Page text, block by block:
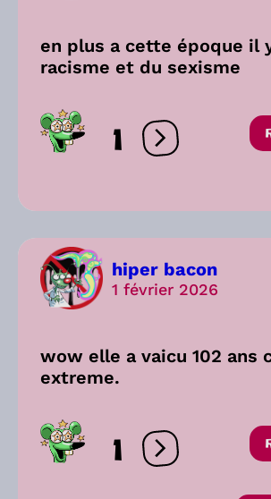
en plus a cette époque il
racisme et du sexisme
1 Ouvrir les
hiper bacon
1 février 2026
wow elle a vaicu 102 ans
extreme.
1 Ouvrir les